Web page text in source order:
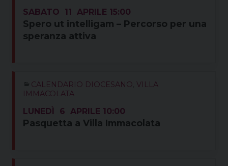
SABATO 11 APRILE 15:00
Spero ut intelligam – Percorso per una
speranza attiva
CALENDARIO DIOCESANO VILLA
IMMACOLATA
LUNEDÌ 6 APRILE 10:00
Pasquetta a Villa Immacolata